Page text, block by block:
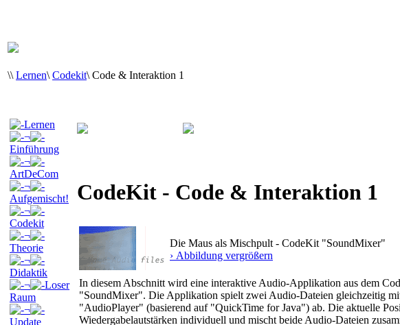
\\ Lernen\ Codekit\ Code & Interaktion 1
Lernen
¬
Einführung
¬
ArtDeCom
¬
Aufgemischt!
¬
Codekit
¬
Theorie
¬
Didaktik
¬
Loser
Raum
¬
Update
CodeKit - Code & Interaktion 1
Die Maus als Mischpult - CodeKit "SoundMixer"
› Abbildung vergrößern
In diesem Abschnitt wird eine interaktive Audio-Applikation aus dem
"SoundMixer". Die Applikation spielt zwei Audio-Dateien gleichzeitig
"AudioPlayer" (basierend auf "QuickTime for Java") ab. Die aktuelle
Wiedergabelautstärken individuell und mischt beide Audio-Dateien